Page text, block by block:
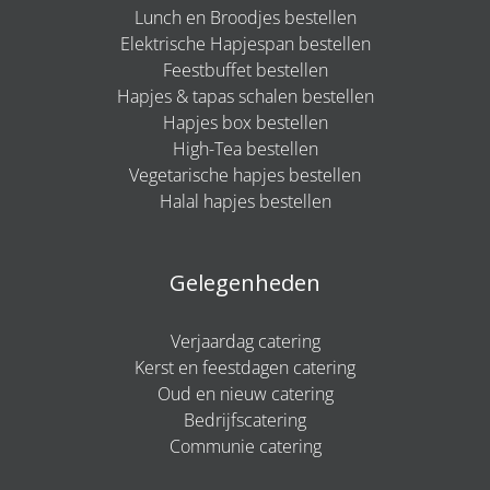
Lunch en Broodjes bestellen
Elektrische Hapjespan bestellen
Feestbuffet bestellen
Hapjes & tapas schalen bestellen
Hapjes box bestellen
High-Tea bestellen
Vegetarische hapjes bestellen
Halal hapjes bestellen
Gelegenheden
Verjaardag catering
Kerst en feestdagen catering
Oud en nieuw catering
Bedrijfscatering
Communie catering